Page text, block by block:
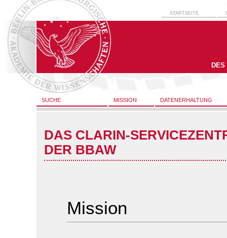
STARTSEITE
SUCHE MISSION DATENERHALTUNG
DAS CLARIN-
DER BBAW
Mission